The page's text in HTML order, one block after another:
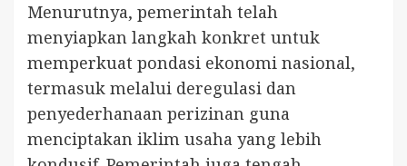
Menurutnya, pemerintah telah
menyiapkan langkah konkret untuk
memperkuat pondasi ekonomi nasional,
termasuk melalui deregulasi dan
penyederhanaan perizinan guna
menciptakan iklim usaha yang lebih